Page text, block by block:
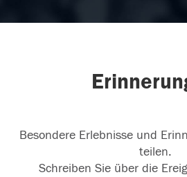
Besondere Erlebnisse und
teilen.
Schreiben Sie über die